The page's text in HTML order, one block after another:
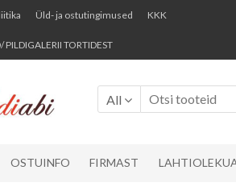
Üld- ja ostutingimused KKK
TORTIDEST
All
OSTUINFO FIRMAST